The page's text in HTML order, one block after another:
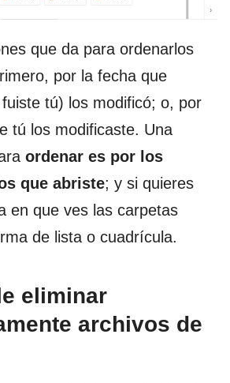
que da para ordenarlos
por la fecha que
tú) los modificó; o, por
tú los modificaste. Una
ordenar es por los
que abriste; y si quieres
en que ves las carpetas
de lista o cuadrícula.
eliminar
archivos de